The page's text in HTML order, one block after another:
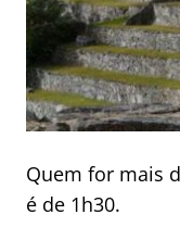
Quem for mais
é de 1h30.